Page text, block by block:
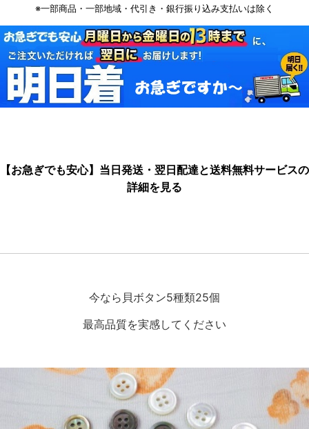
※一部商品・一部地域・代引き・銀行振り込み支払いは除く
【お急ぎでも安心】当日発送・翌日配達と送料無料サービスの
詳細を見る
今なら貝ボタン5種類25個
最高品質を実感してください